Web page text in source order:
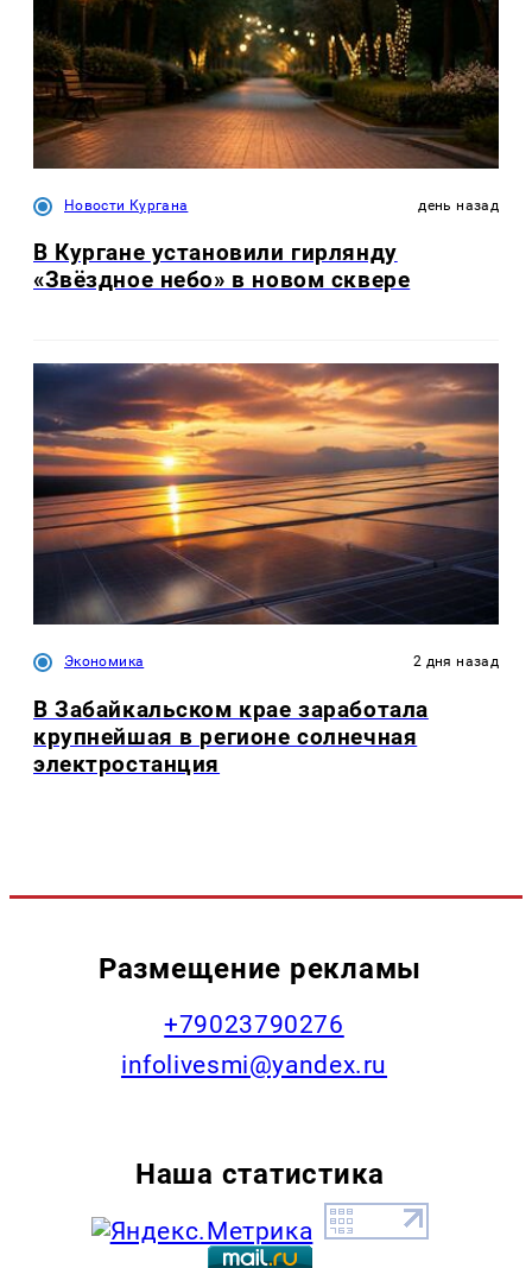
Новости Кургана день назад
В Кургане установили гирлянду
«Звёздное небо» в новом сквере
Экономика 2 дня назад
В Забайкальском крае заработала
крупнейшая в регионе солнечная
электростанция
Размещение рекламы
+79023790276
infolivesmi@yandex.ru
Наша статистика